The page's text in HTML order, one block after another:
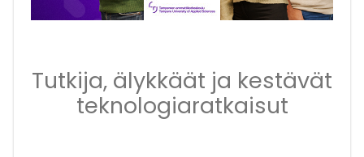
Tutkija, älykkäät ja kestävät
teknologiaratkaisut